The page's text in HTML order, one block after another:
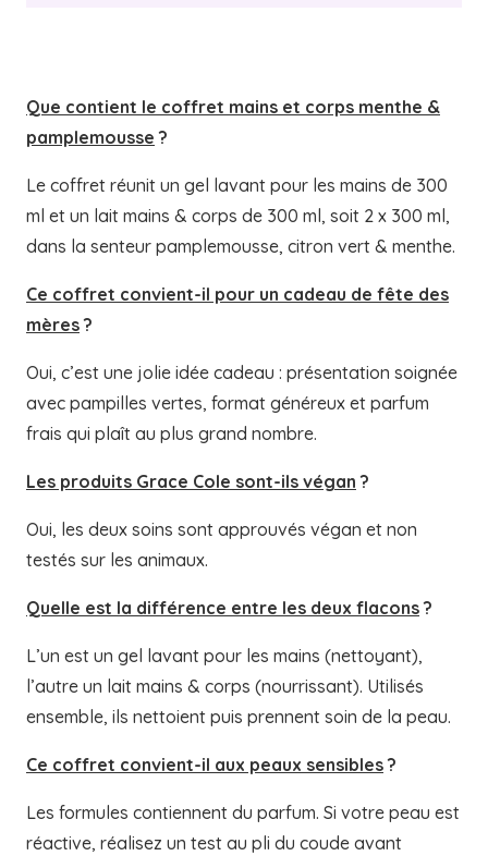
Que contient le coffret mains et corps menthe &
pamplemousse ?
Le coffret réunit un gel lavant pour les mains de 300
ml et un lait mains & corps de 300 ml, soit 2 x 300 ml,
dans la senteur pamplemousse, citron vert & menthe.
Ce coffret convient-il pour un cadeau de fête des
mères?
Oui, c’est une jolie idée cadeau : présentation soignée
avec pampilles vertes, format généreux et parfum
frais qui plaît au plus grand nombre.
Les produits Grace Cole sont-ils végan ?
Oui, les deux soins sont approuvés végan et non
testés sur les animaux.
Quelle est la différence entre les deux flacons?
L’un est un gel lavant pour les mains (nettoyant),
l’autre un lait mains & corps (nourrissant). Utilisés
ensemble, ils nettoient puis prennent soin de la peau.
Ce coffret convient-il aux peaux sensibles?
Les formules contiennent du parfum. Si votre peau est
réactive, réalisez un test au pli du coude avant